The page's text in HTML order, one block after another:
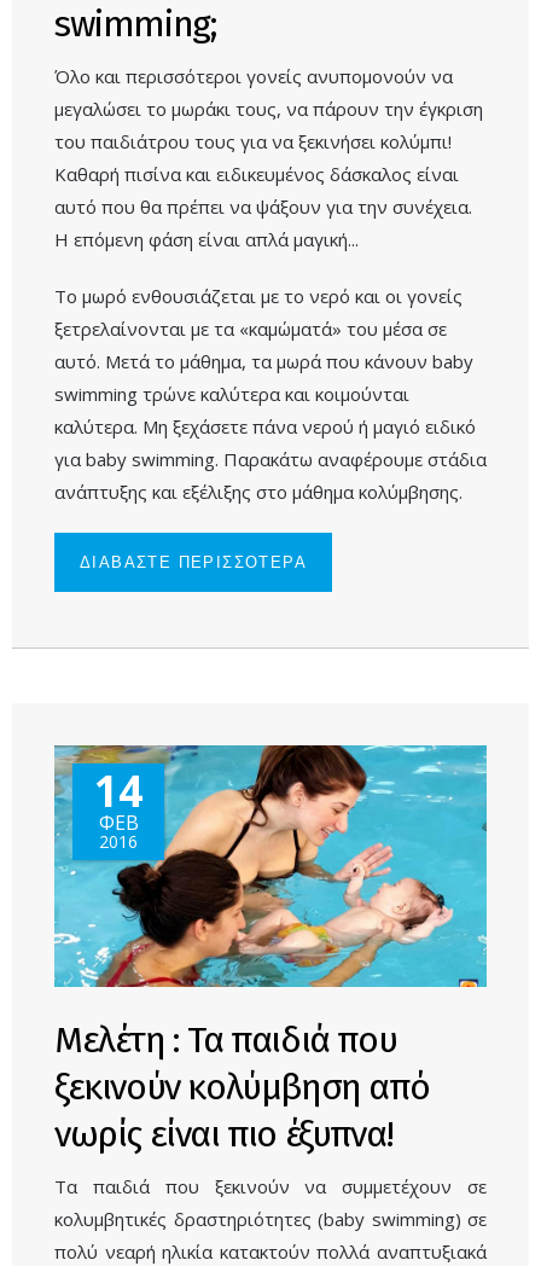
swimming;
Όλο και περισσότεροι γονείς ανυπομονούν να
μεγαλώσει το μωράκι τους, να πάρουν την έγκριση
του παιδιάτρου τους για να ξεκινήσει κολύμπι!
Καθαρή πισίνα και ειδικευμένος δάσκαλος είναι
αυτό που θα πρέπει να ψάξουν για την συνέχεια.
Η επόμενη φάση είναι απλά μαγική...
Το μωρό ενθουσιάζεται με το νερό και οι γονείς
ξετρελαίνονται με τα «καμώματά» του μέσα σε
αυτό. Μετά το μάθημα, τα μωρά που κάνουν baby
swimming τρώνε καλύτερα και κοιμούνται
καλύτερα. Μη ξεχάσετε πάνα νερού ή μαγιό ειδικό
για baby swimming. Παρακάτω αναφέρουμε στάδια
ανάπτυξης και εξέλιξης στο μάθημα κολύμβησης.
ΔΙΑΒΑΣΤΕ ΠΕΡΙΣΣΟΤΕΡΑ
ΓΙΑ ΤΟ
14
ΦΕΒ
2016
Μελέτη : Τα παιδιά που
ξεκινούν κολύμβηση από
νωρίς είναι πιο έξυπνα!
Τα παιδιά που ξεκινούν να συμμετέχουν σε
κολυμβητικές δραστηριότητες (baby swimming) σε
πολύ νεαρή ηλικία κατακτούν πολλά αναπτυξιακά